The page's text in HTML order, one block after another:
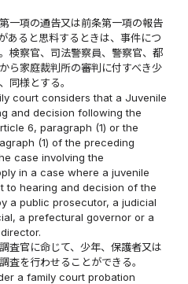
一項の通告又は前条第一項の報告
あると思料するときは、事件につ
検察官、司法警察員、警察官、都
ら家庭裁判所の審判に付すべき少
同様とする。
court considers that a Juvenile
and decision following the
6, paragraph (1) or the
(1) of the preceding
case involving the
in a case where a juvenile
to hearing and decision of the
a public prosecutor, a judicial
a prefectural governor or a
査官に命じて、少年、保護者又は
査を行わせることができる。
a family court probation